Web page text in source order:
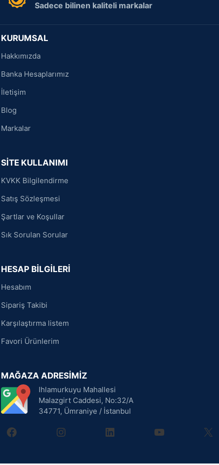
Sadece bilinen kaliteli markalar
KURUMSAL
Hakkımızda
Banka Hesaplarımız
İletişim
Blog
Markalar
SİTE KULLANIMI
KVKK Bilgilendirme
Satış Sözleşmesi
Şartlar ve Koşullar
Sık Sorulan Sorular
HESAP BİLGİLERİ
Hesabım
Sipariş Takibi
Karşılaştırma listem
Favori Ürünlerim
MAĞAZA ADRESİMİZ
Ihlamurkuyu Mahallesi
Malazgirt Caddesi, No:32/A
34771, Ümraniye / İstanbul
facebookinstagramlinkedin youtube X